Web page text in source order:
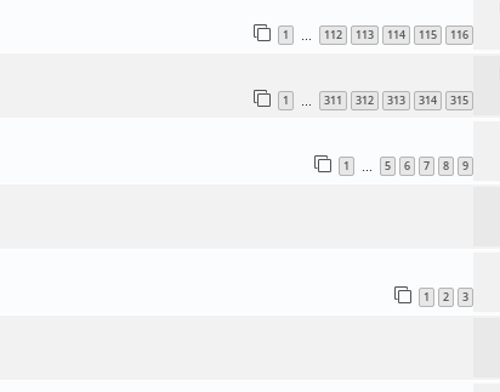
1 112 113 114 115 116
1 311 312 313 314 315
1 5 6 7 8 9
1 2 3